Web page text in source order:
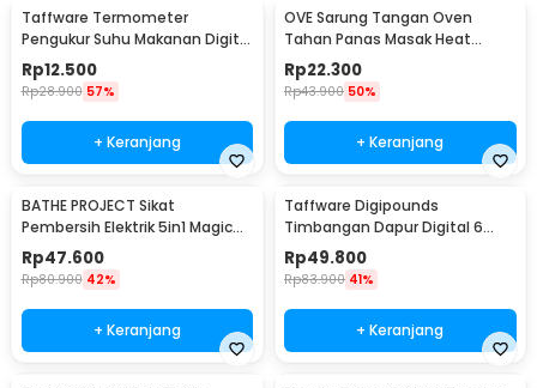
Taffware Termometer
Pengukur Suhu Makanan Digital
Daging Kopi Susu - TP101
Rp12.500
Rp28.900 57%
+ Keranjang
OVE Sarung Tangan Oven
Tahan Panas Masak Heat
Resistant Gloves - 540F
Rp22.300
Rp43.900 50%
+ Keranjang
BATHE PROJECT Sikat
Pembersih Elektrik 5in1 Magic
Brush Rechargeable - WQ8110
Rp47.600
Rp80.900 42%
+ Keranjang
Taffware Digipounds
Timbangan Dapur Digital 6
Satuan 1kg 0.1g - i2000
Rp49.800
Rp83.900 41%
+ Keranjang